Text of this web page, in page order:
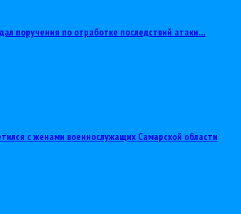
поручения по отработке последствий атаки…
с женами военнослужащих Самарской области